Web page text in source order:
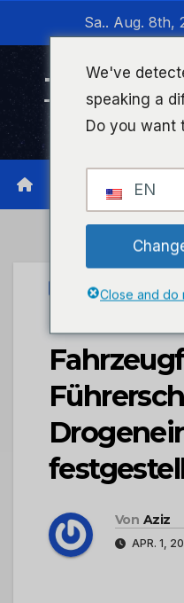
wechseln
Sa.. Aug. 8th,
Timeline
Infonetzwerk
UNCATEGORIZED
POL-
Von Aziz
APR. 1,
We've
speaking a
Do you want
EN
Close and do